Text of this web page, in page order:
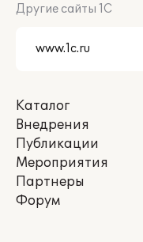
Другие сайты 1С
Каталог
Внедрения
Публикации
Мероприятия
Партнеры
Форум